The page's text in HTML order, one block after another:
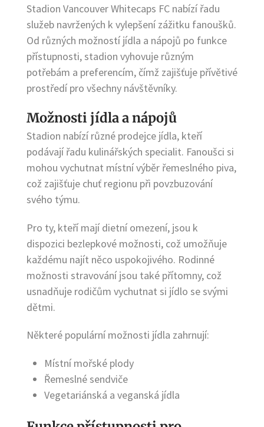
Stadion Vancouver Whitecaps FC nabízí řadu
služeb navržených k vylepšení zážitku fanoušků.
Od různých možností jídla a nápojů po funkce
přístupnosti, stadion vyhovuje různým
potřebám a preferencím, čímž zajišťuje přívětivé
prostředí pro všechny návštěvníky.
Možnosti jídla a nápojů
Stadion nabízí různé prodejce jídla, kteří
podávají řadu kulinářských specialit. Fanoušci si
mohou vychutnat místní výběr řemeslného piva,
což zajišťuje chuť regionu při povzbuzování
svého týmu.
Pro ty, kteří mají dietní omezení, jsou k
dispozici bezlepkové možnosti, což umožňuje
každému najít něco uspokojivého. Rodinné
možnosti stravování jsou také přítomny, což
usnadňuje rodičům vychutnat si jídlo se svými
dětmi.
Některé populární možnosti jídla zahrnují:
Místní mořské plody
Řemeslné sendviče
Vegetariánská a veganská jídla